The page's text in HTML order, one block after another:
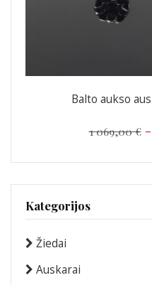
Balto aukso
1 069,00 €
Kategorijos
Žiedai
Auskarai